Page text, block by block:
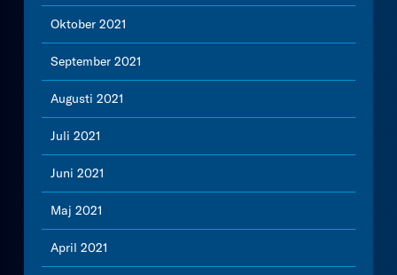
Oktober 2021
September 2021
Augusti 2021
Juli 2021
Juni 2021
Maj 2021
April 2021